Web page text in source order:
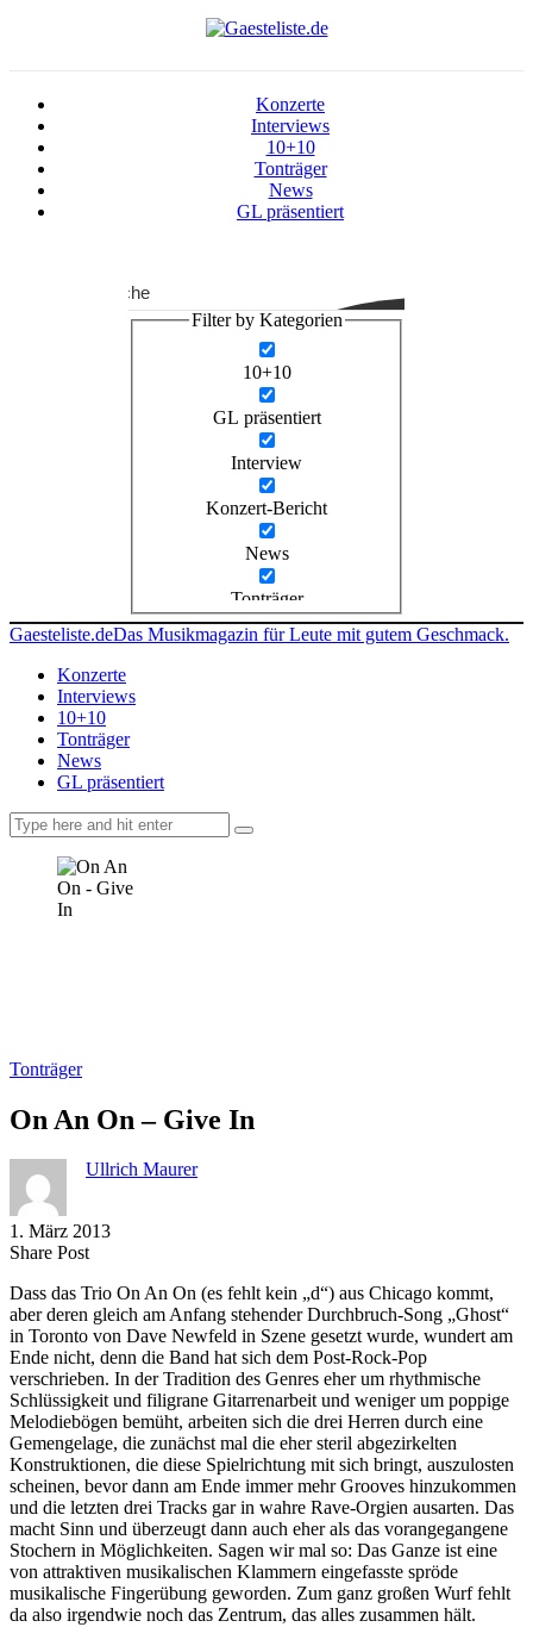
Konzerte
Interviews
10+10
Tonträger
News
GL präsentiert
Suche
Filter by Kategorien
10+10
GL präsentiert
Interview
Konzert-Bericht
News
Tonträger
Gaesteliste.deDas Musikmagazin für Leute mit gutem Geschmack.
Konzerte
Interviews
10+10
Tonträger
News
GL präsentiert
Tonträger
On An On – Give In
Ullrich Maurer
1. März 2013
Share PostShare
Facebook
Copy
to
clipboard
Send
via
eMail
Dass das Trio On An On (es fehlt kein „d“) aus Chicago kommt,
aber deren gleich am Anfang stehender Durchbruch-Song „Ghost“
in Toronto von Dave Newfeld in Szene gesetzt wurde, wundert am
Ende nicht, denn die Band hat sich dem Post-Rock-Pop
verschrieben. In der Tradition des Genres eher um rhythmische
Schlüssigkeit und filigrane Gitarrenarbeit und weniger um poppige
Melodiebögen bemüht, arbeiten sich die drei Herren durch eine
Gemengelage, die zunächst mal die eher steril abgezirkelten
Konstruktionen, die diese Spielrichtung mit sich bringt, auszulosten
scheinen, bevor dann am Ende immer mehr Grooves hinzukommen
und die letzten drei Tracks gar in wahre Rave-Orgien ausarten. Das
macht Sinn und überzeugt dann auch eher als das vorangegangene
Stochern in Möglichkeiten. Sagen wir mal so: Das Ganze ist eine
von attraktiven musikalischen Klammern eingefasste spröde
musikalische Fingerübung geworden. Zum ganz großen Wurf fehlt
da also irgendwie noch das Zentrum, das alles zusammen hält.